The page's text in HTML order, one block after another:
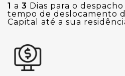
1 a 3 Dias para o
tempo de deslocamento
Capital até a sua